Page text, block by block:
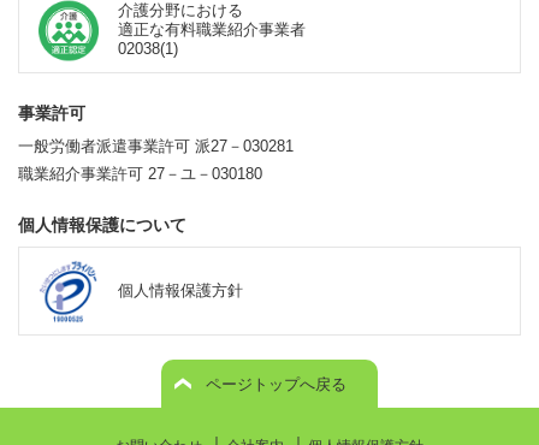
介護分野における
適正な有料職業紹介事業者
02038(1)
事業許可
一般労働者派遣事業許可 派27－030281
職業紹介事業許可 27－ユ－030180
個人情報保護について
個人情報保護方針
ページトップへ戻る